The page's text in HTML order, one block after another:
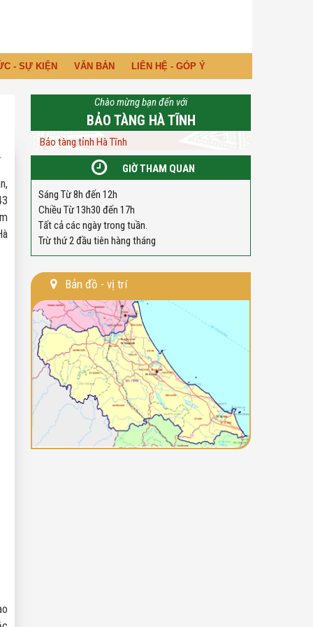
- SỰ KIỆN VĂN BẢN LIÊN HỆ - GÓP Ý
Chào mừng bạn đến với
BẢO TÀNG HÀ TĨNH
Bảo tàng tỉnh Hà Tĩnh
GIỜ THAM QUAN
Sáng Từ 8h đến 12h
Chiều Từ 13h30 đến 17h
Tất cả các ngày trong tuần.
Trừ thứ 2 đầu tiên hàng tháng
Bản đồ - vị trí